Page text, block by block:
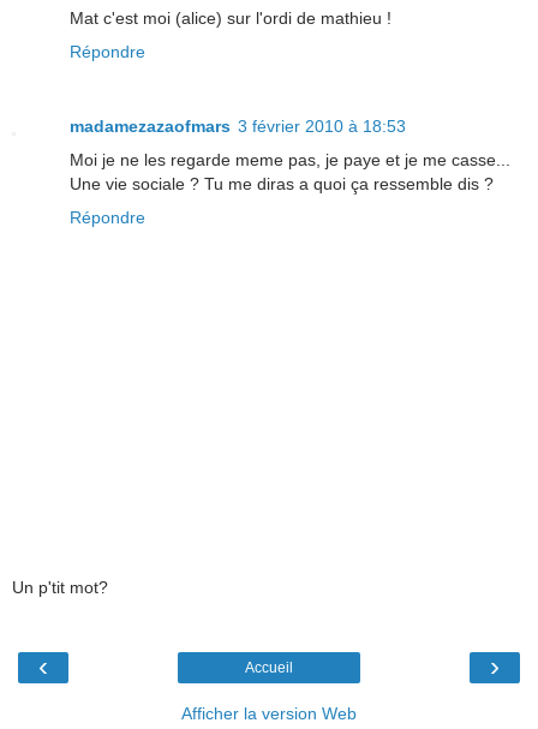
Mat c'est moi (alice) sur l'ordi de mathieu !
Répondre
madamezazaofmars 3 février 2010 à 18:53
Moi je ne les regarde meme pas, je paye et je me casse...
Une vie sociale ? Tu me diras a quoi ça ressemble dis ?
Répondre
Un p'tit mot?
‹ ›
Accueil
Afficher la version Web